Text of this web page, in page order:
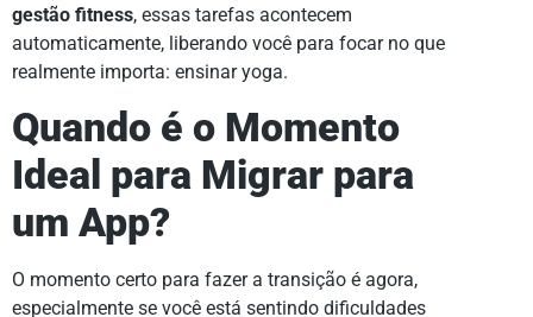
gestão fitness, essas tarefas acontecem
automaticamente, liberando você para focar no que
realmente importa: ensinar yoga.
Quando é o Momento
Ideal para Migrar para
um App?
O momento certo para fazer a transição é agora,
especialmente se você está sentindo dificuldades